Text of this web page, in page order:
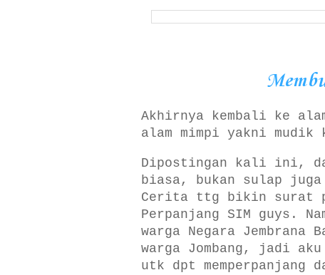
Akhirnya kembali ke
alam mimpi yakni mudik
Dipostingan kali ini,
biasa, bukan sulap
Cerita ttg bikin surat
Perpanjang SIM guys.
warga Negara Jembrana
warga Jombang, jadi
utk dpt memperpanjang